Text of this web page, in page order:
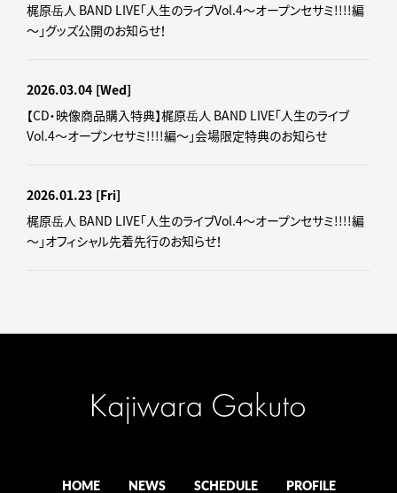
梶原岳人 BAND LIVE「人生のライブVol.4～オープンセサミ!!!!編
～」グッズ公開のお知らせ！
2026.03.04 [Wed]
【CD・映像商品購入特典】梶原岳人 BAND LIVE「人生のライブ
Vol.4～オープンセサミ!!!!編～」会場限定特典のお知らせ
2026.01.23 [Fri]
梶原岳人 BAND LIVE「人生のライブVol.4～オープンセサミ!!!!編
～」オフィシャル先着先行のお知らせ！
HOME NEWS SCHEDULE PROFILE